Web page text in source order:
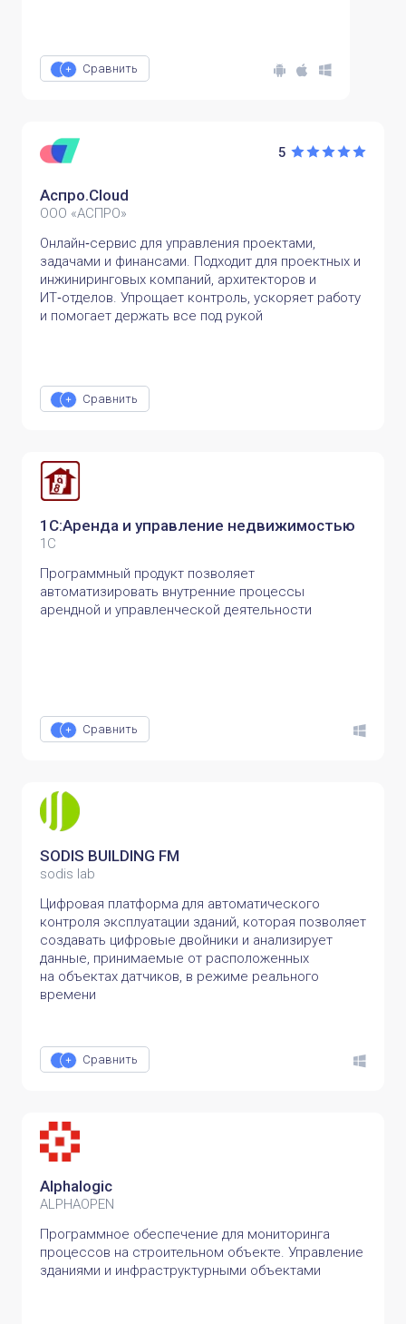
Сравнить
5
Аспро.Cloud
ООО «АСПРО»
Онлайн‑сервис для управления проектами,
задачами и финансами. Подходит для проектных и
инжиниринговых компаний, архитекторов и
ИТ‑отделов. Упрощает контроль, ускоряет работу
и помогает держать все под рукой
Сравнить
1С:Аренда и управление недвижимостью
1С
Программный продукт позволяет
автоматизировать внутренние процессы
арендной и управленческой деятельности
Сравнить
SODIS BUILDING FM
sodis lab
Цифровая платформа для автоматического
контроля эксплуатации зданий, которая позволяет
создавать цифровые двойники и анализирует
данные, принимаемые от расположенных
на объектах датчиков, в режиме реального
времени
Сравнить
Alphalogic
ALPHAOPEN
Программное обеспечение для мониторинга
процессов на строительном объекте. Управление
зданиями и инфраструктурными объектами